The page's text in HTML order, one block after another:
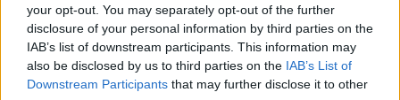
your opt-out. You may separately opt-out of the further
disclosure of your personal information by third parties on the
IAB’s list of downstream participants. This information may
also be disclosed by us to third parties on the IAB’s List of
Downstream Participants that may further disclose it to other